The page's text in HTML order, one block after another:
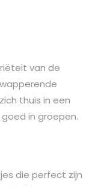
van de
thuis in een
in groepen.
die perfect zijn